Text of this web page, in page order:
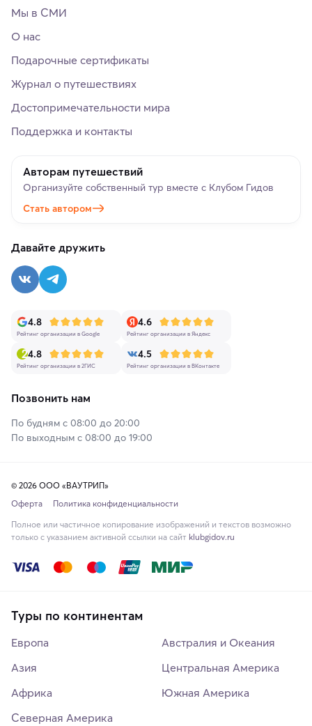
Мы в СМИ
О нас
Подарочные сертификаты
Журнал о путешествиях
Достопримечательности мира
Поддержка и контакты
Авторам путешествий
Организуйте собственный тур вместе с Клубом Гидов
Стать автором
Давайте дружить
4.8
Рейтинг организации в Google
4.6
Рейтинг организации в Яндекс
4.8
Рейтинг организации в 2ГИС
4.5
Рейтинг организации в ВКонтакте
Позвонить нам
По будням с 08:00 до 20:00
По выходным с 08:00 до 19:00
© 2026 ООО «ВАУТРИП»
Оферта
Политика конфиденциальности
Полное или частичное копирование изображений и текстов возможно
только с указанием активной ссылки на сайт klubgidov.ru
Туры по континентам
Европа
Азия
Африка
Северная Америка
Австралия и Океания
Центральная Америка
Южная Америка